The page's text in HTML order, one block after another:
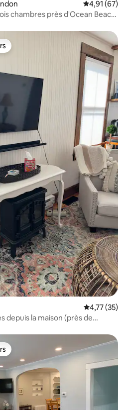
Évaluation
4,91 (67)
chambres près d'Ocean Beach
Évaluation
4,77 (35)
depuis la maison (près de